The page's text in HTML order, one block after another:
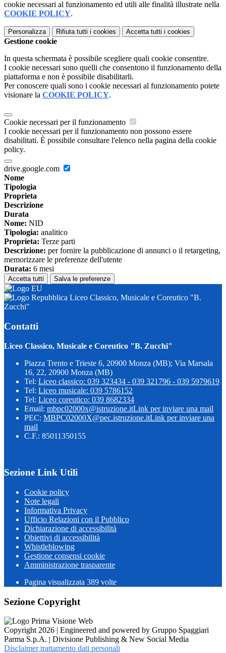
cookie necessari al funzionamento ed utili alle finalità illustrate nella
COOKIE POLICY.
Personalizza Rifiuta tutti i cookies Accetta tutti i cookies
Gestione cookie
In questa schermata è possibile scegliere quali cookie consentire.
I cookie necessari sono quelli che consentono il funzionamento della
piattaforma e non è possibile disabilitarli.
Per conoscere quali sono i cookie necessari al funzionamento potete
visionare la COOKIE POLICY.
Cookie necessari per il funzionamento
I cookie necessari per il funzionamento non possono essere
disabilitati. È possibile consultare l'elenco nella pagina della cookie
policy.
drive.google.com
Nome
Tipologia
Proprieta
Descrizione
Durata
Nome: NID
Tipologia: analitico
Proprieta: Terze parti
Descrizione: per fornire la pubblicazione di annunci o il retargeting,
memorizzare le preferenze dell'utente
Durata: 6 mesi
Accetta tutti Salva le preferenze
Liceo Classico, Musicale e Coreutico "B.
Zucchi"
Contatti
Liceo Classico, Musicale e Coreutico "B. Zucchi"
Piazza Trento e Trieste 6, 20900 Monza (MB); Via Marsala
16, 22, 20900 Monza (MB)
Tel: Liceo classico: 039 323434 - 039 321796 - 039 5979619
Tel: Liceo musicale: 039 5786152
Tel: Liceo coreutico: 039 8682334
Email: mbpc02000x@istruzione.itLink per inviare una mail
PEC: MBPC02000X@pec.istruzione.itLink per inviare una
mail
C.F.: 85011350155
Sezione Link Utili
Cookie policy
Note legali
Informativa Privacy
Ufficio Relazioni con il Pubblico
Dichiarazione di accessibilità
Obiettivi di accessibilità
Whistleblowing
Gestione consensi cookie
Amministrazione trasparente
Pagina visualizzata 389 volte
Sezione Copyright
Copyright 2026 | Engineered and powered by Gruppo Spaggiari
Parma S.p.A. | Divisione Publishing & New Social Media
Disclaimer trattamento dati personali